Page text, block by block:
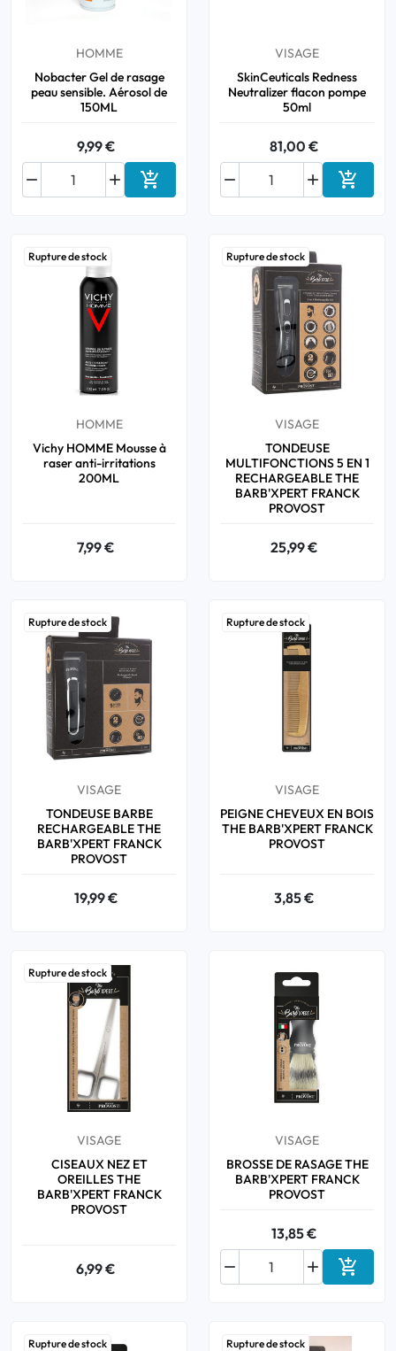
Anti-Poux
HOMME
Nobacter Gel de rasage
peau sensible. Aérosol de
150ML
9,99 €

 Ajouter au panier
VISAGE
SkinCeuticals Redness
Neutralizer flacon pompe
50ml
81,00 €

 
Rupture de stock
HOMME
Vichy HOMME Mousse à
raser anti-irritations
200ML
7,99 €
Rupture de stock
VISAGE
TONDEUSE
MULTIFONCTIONS 5 EN 1
RECHARGEABLE THE
BARB'XPERT FRANCK
PROVOST
25,99 €
Rupture de stock
VISAGE
TONDEUSE BARBE
RECHARGEABLE THE
BARB'XPERT FRANCK
PROVOST
19,99 €
Rupture de stock
VISAGE
PEIGNE CHEVEUX EN BOIS
THE BARB'XPERT FRANCK
PROVOST
3,85 €
Rupture de stock
VISAGE
CISEAUX NEZ ET
OREILLES THE
BARB'XPERT FRANCK
PROVOST
6,99 €
VISAGE
BROSSE DE RASAGE THE
BARB'XPERT FRANCK
PROVOST
13,85 €

 
Rupture de stock Rupture de stock